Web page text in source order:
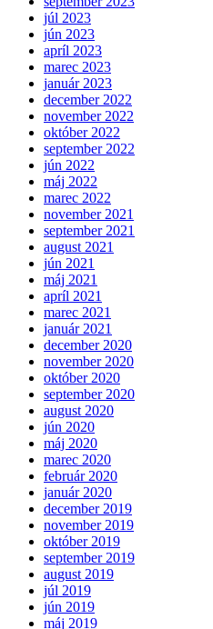
júl 2023
jún 2023
apríl 2023
marec 2023
január 2023
december 2022
november 2022
október 2022
september 2022
jún 2022
máj 2022
marec 2022
november 2021
september 2021
august 2021
jún 2021
máj 2021
apríl 2021
marec 2021
január 2021
december 2020
november 2020
október 2020
september 2020
august 2020
jún 2020
máj 2020
marec 2020
február 2020
január 2020
december 2019
november 2019
október 2019
september 2019
august 2019
júl 2019
jún 2019
máj 2019